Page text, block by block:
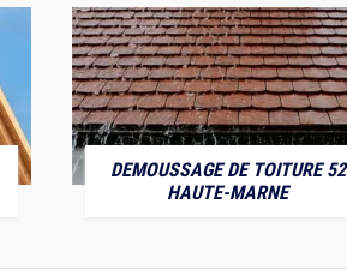
DEMOUSSAGE DE TOITURE 52
HAUTE-MARNE